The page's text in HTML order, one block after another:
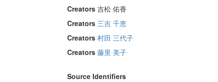
Creators 吉松 佑香
Creators 三吉 千恵
Creators 村田 三代子
Creators 藤里 美子
Source Identifiers